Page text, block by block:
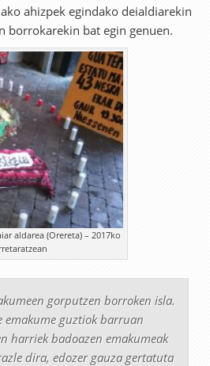
ahizpek egindako deialdiarekin
borrokarekin bat egin genuen.
aldarea (Orereta) – 2017ko
gorputzen borroken isla.
emakume guztiok barruan
harriek badoazen emakumeak
dira, edozer gauza gertatuta